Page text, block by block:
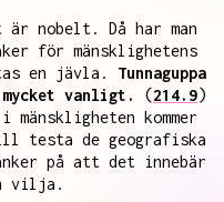
nobelt. Då har man
för mänsklighetens
en jävla. Tunnaguppa
vanligt.
(214.9)
kommer
testa de geografiska
på att det innebär
vilja.